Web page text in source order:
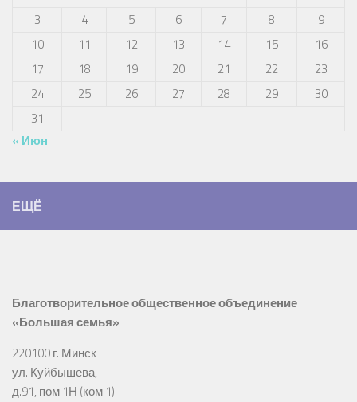
3
4 5 6 7 8
9
10
11 12 13 14 15
16
17
18 19 20 21 22
23
24
25 26 27 28 29
30
31
« Июн
ЕЩЁ
Благотворительное общественное объединение
«Большая семья»
220100 г. Минск
ул. Куйбышева,
д.91, пом.1Н (ком.1)